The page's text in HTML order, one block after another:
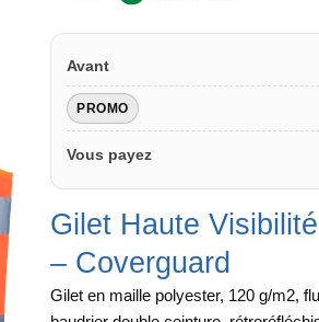
Avant
PROMO
Vous payez
Gilet Haute
– Coverguard
Gilet en maille polyester, 120 g/m2,